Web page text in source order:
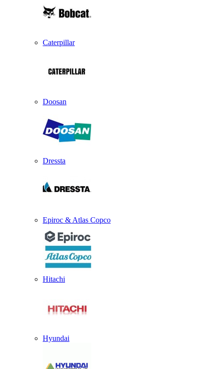
Caterpillar
Doosan
Dressta
Epiroc & Atlas Copco
Hitachi
Hyundai